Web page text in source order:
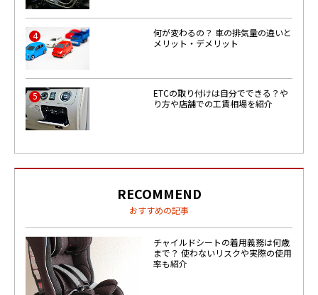
4
何が変わるの？ 車の排気量の違いと
メリット・デメリット
5
ETCの取り付けは自分でできる？や
り方や店舗での工賃相場を紹介
RECOMMEND
おすすめの記事
チャイルドシートの着用義務は何歳
まで？ 使わないリスクや実際の使用
率も紹介